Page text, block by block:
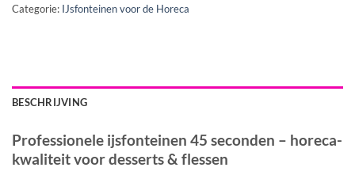
Categorie: IJsfonteinen voor de Horeca
BESCHRIJVING
Professionele ijsfonteinen 45 seconden – horeca-
kwaliteit voor desserts & flessen